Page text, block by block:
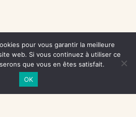
pour vous garantir la meilleure
web. Si vous continuez à utiliser ce
que vous en êtes satisfait.
OK